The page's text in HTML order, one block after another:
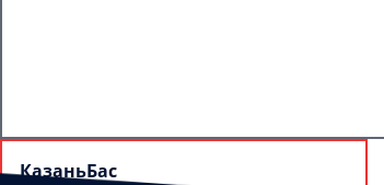
КазаньБас